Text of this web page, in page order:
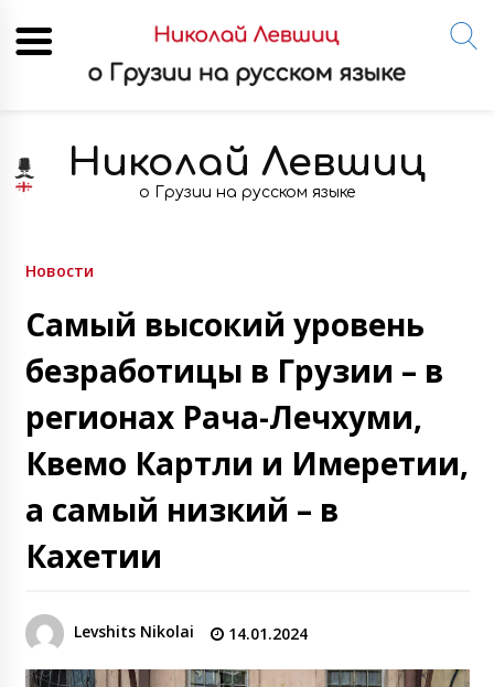
content
Николай Левшиц
о Грузии на русском языке
Новости
Самый высокий уровень
безработицы в Грузии – в
регионах Рача-Лечхуми,
Квемо Картли и Имеретии,
а самый низкий – в
Кахетии
Levshits Nikolai 14.01.2024